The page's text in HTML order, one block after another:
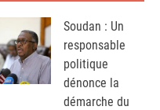
Soudan : Un
responsable
politique
dénonce la
démarche du